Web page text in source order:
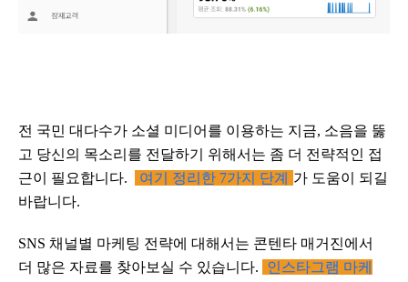
전 국민 대다수가 소셜 미디어를 이용하는 지금, 소음을 뚫
고 당신의 목소리를 전달하기 위해서는 좀 더 전략적인 접
근이 필요합니다.
여기 정리한 7가지 단계
가 도움이 되길
바랍니다.
SNS 채널별 마케팅 전략에 대해서는 콘텐타 매거진에서
더 많은 자료를 찾아보실 수 있습니다.
인스타그램 마케